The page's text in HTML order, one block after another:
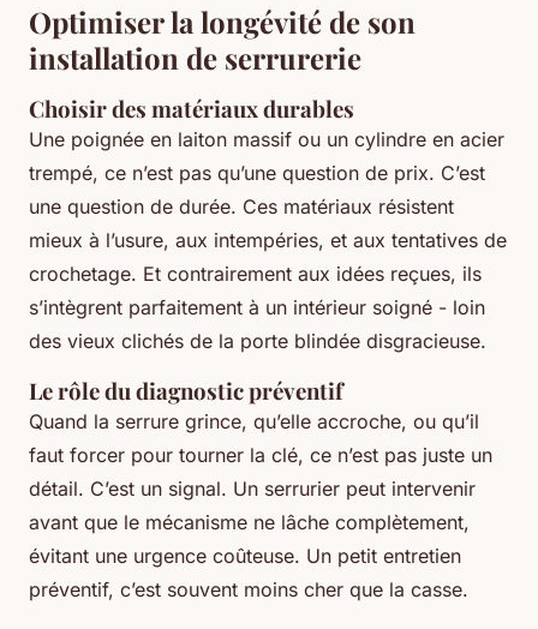
Optimiser la longévité de son
installation de serrurerie
Choisir des matériaux durables
Une poignée en laiton massif ou un cylindre en acier
trempé, ce n’est pas qu’une question de prix. C’est
une question de durée. Ces matériaux résistent
mieux à l’usure, aux intempéries, et aux tentatives de
crochetage. Et contrairement aux idées reçues, ils
s’intègrent parfaitement à un intérieur soigné - loin
des vieux clichés de la porte blindée disgracieuse.
Le rôle du diagnostic préventif
Quand la serrure grince, qu’elle accroche, ou qu’il
faut forcer pour tourner la clé, ce n’est pas juste un
détail. C’est un signal. Un serrurier peut intervenir
avant que le mécanisme ne lâche complètement,
évitant une urgence coûteuse. Un petit entretien
préventif, c’est souvent moins cher que la casse.